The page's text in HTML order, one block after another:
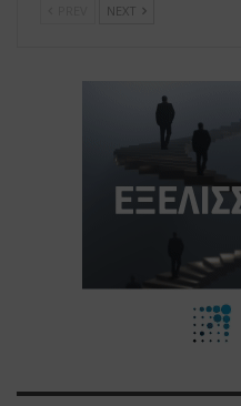
NEXT